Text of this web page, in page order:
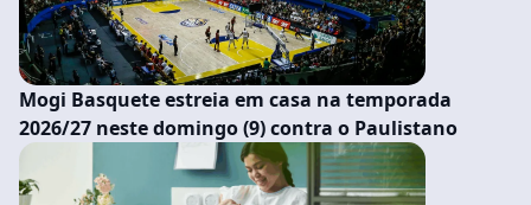
Mogi Basquete estreia em casa na temporada
2026/27 neste domingo (9) contra o Paulistano